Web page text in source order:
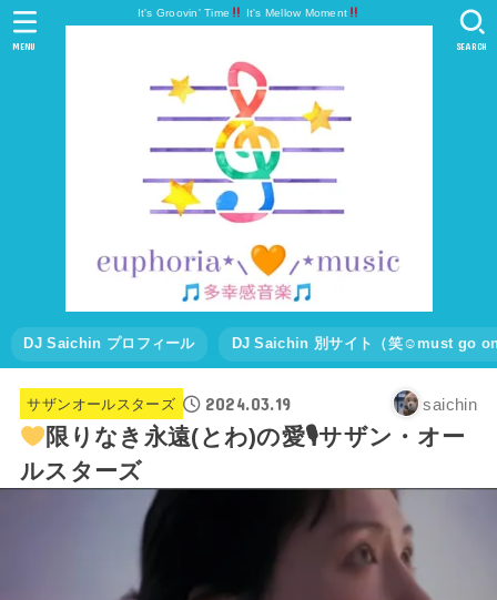
It's Groovin' Time It's Mellow Moment
DJ Saichin プロフィール DJ Saichin 別サイト（笑☺must go
SEARCH
MENU
サザンオールスターズ 2024.03.19 saichin
限りなき永遠(とわ)の愛🎙サザン・オー
ルスターズ